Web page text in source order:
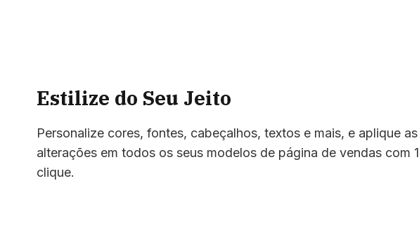
Estilize do Seu Jeito
Personalize cores, fontes, cabeçalhos, textos e mais, e aplique as
alterações em todos os seus modelos de página de vendas com 1
clique.